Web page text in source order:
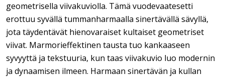
geometrisella viivakuviolla. Tämä vuodevaatesetti
erottuu syvällä tummanharmaalla sinertävällä sävyllä,
jota täydentävät hienovaraiset kultaiset geometriset
viivat. Marmorieffektinen tausta tuo kankaaseen
syvyyttä ja tekstuuria, kun taas viivakuvio luo modernin
ja dynaamisen ilmeen. Harmaan sinertävän ja kullan